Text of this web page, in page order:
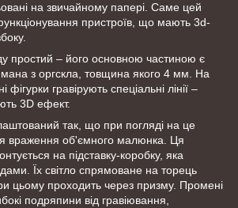
на звичайному папері. Саме цей
пристроїв, що мають 3d-
простий – його основною частиною є
з оргскла, товщина якого 4 мм. На
гравірують спеціальні лінії –
3D ефект.
так, що при погляді на це
враження об'ємного малюнка. Ця
на підставку-коробку, яка
Їх світло спрямоване на торець
цьому проходить через призму. Промені
подряпини від гравіювання,